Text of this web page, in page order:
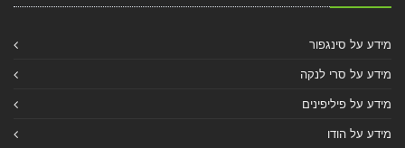
מידע על סינגפור
מידע על סרי לנקה
מידע על פיליפינים
מידע על הודו